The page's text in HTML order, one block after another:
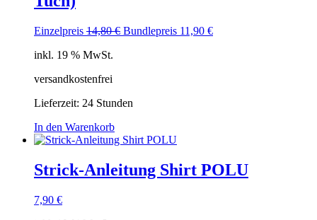
Einzelpreis 14,80€ Ursprünglicher
Bundlepreis 11,90 €Aktueller
inkl. 19 % MwSt.
versandkostenfrei
Lieferzeit: 24 Stunden
In den Warenkorb
Strick-Anleitung Shirt POLU
7,90 €